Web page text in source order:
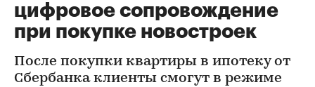
цифровое сопровождение
при покупке новостроек
После покупки квартиры в ипотеку от
Сбербанка клиенты смогут в режиме